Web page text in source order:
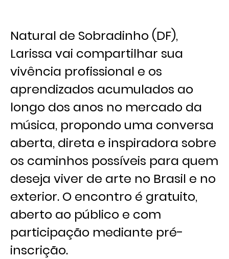
Natural de Sobradinho (DF),
Larissa vai compartilhar sua
vivência profissional e os
aprendizados acumulados ao
longo dos anos no mercado da
música, propondo uma conversa
aberta, direta e inspiradora sobre
os caminhos possíveis para quem
deseja viver de arte no Brasil e no
exterior. O encontro é gratuito,
aberto ao público e com
participação mediante pré-
inscrição.